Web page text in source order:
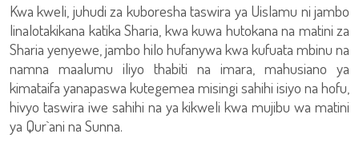
Kwa kweli, juhudi za kuboresha taswira ya Uislamu ni jambo
linalotakikana katika Sharia, kwa kuwa hutokana na matini za
Sharia yenyewe, jambo hilo hufanywa kwa kufuata mbinu na
namna maalumu iliyo thabiti na imara, mahusiano ya
kimataifa yanapaswa kutegemea misingi sahihi isiyo na hofu,
hivyo taswira iwe sahihi na ya kikweli kwa mujibu wa matini
ya Qur`ani na Sunna.